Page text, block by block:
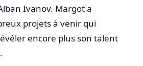
Ivanov. Margot a
projets à venir qui
encore plus son talent